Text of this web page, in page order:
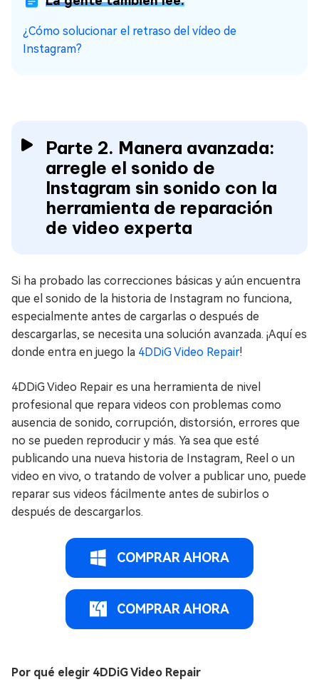
¿Cómo solucionar el retraso del vídeo de
Instagram?
Parte 2. Manera avanzada:
arregle el sonido de
Instagram sin sonido con la
herramienta de reparación
de video experta
Si ha probado las correcciones básicas y aún encuentra
que el sonido de la historia de Instagram no funciona,
especialmente antes de cargarlas o después de
descargarlas, se necesita una solución avanzada. ¡Aquí es
donde entra en juego la 4DDiG Video Repair!
4DDiG Video Repair es una herramienta de nivel
profesional que repara videos con problemas como
ausencia de sonido, corrupción, distorsión, errores que
no se pueden reproducir y más. Ya sea que esté
publicando una nueva historia de Instagram, Reel o un
video en vivo, o tratando de volver a publicar uno, puede
reparar sus videos fácilmente antes de subirlos o
después de descargarlos.
COMPRAR AHORA
COMPRAR AHORA
Por qué elegir 4DDiG Video Repair